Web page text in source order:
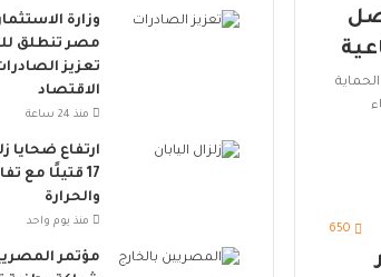
650
و
ر
ن
ى
وزارة
مصر تنطلق
تعزيز
الاقتصاد
منذ 24 ساعة
ارتفاع ضحايا
17 قتيلًا مع
والحرارة
منذ يوم واحد
مؤتمر